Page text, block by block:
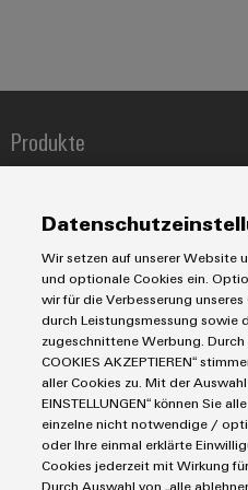
für
Photovoltaik
Mehr
Ressourceneffizienz
durch
Sonnenenergie
Schaltschrankbau
Lösungen
für
die
Herausforderungen
im
IoT
Security
Industrial
Platform
easyConnect
EZA-
Regler
Gerätehersteller
Panels
Engineering-
und
Energiemessung
und
Smart
Metering
Weidmüller
Industrial
OCI-
Schnittstelle
EDI-
Schnittstelle
ALLE
SERVICES
-
Messen
&
Events
Globale
Messen
&
Events
Produkte
Koppelrelais
Leiterplattensteckverbinder und
Markierungssysteme
Reihenklemmen
Stromversorgungen
Industrial IoT
Industrial Security
Single Pair Ethernet
Smart Metering
SNAP IN Anschlusstechnologie
Workplace Solutions
Service
Connectivity Consulting
eShop / Digitale
Engineering-Daten
PCB Connector Services
Support Center
Technische Produktkataloge
Industrien
Datencenter
Gerätehersteller
Maschinenbau
Photovoltaik
Impressum
Einkaufs- /Lieferanteninformationen
Wir setzen auf unserer Website
und optionale Cookies ein.
wir für die Verbesserung unseres
durch Leistungsmessung sowie
zugeschnittene Werbung. Durch
COOKIES AKZEPTIEREN“
aller Cookies zu. Mit der Auswahl
EINSTELLUNGEN“ können Sie
einzelne nicht notwendige /
oder Ihre einmal erklärte
Cookies jederzeit mit Wirkung
Durch Auswahl von „alle